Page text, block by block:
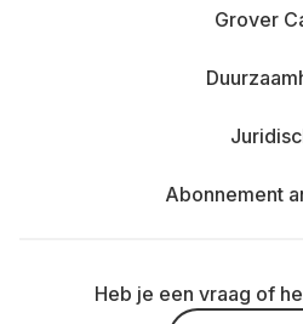
Grover
Abonnement
Heb je een vraag of